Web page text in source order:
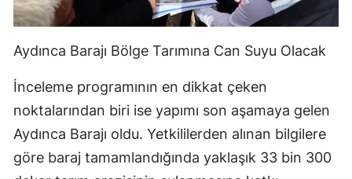
Aydınca Barajı Bölge Tarımına Can Suyu Olacak
İnceleme programının en dikkat çeken
noktalarından biri ise yapımı son aşamaya gelen
Aydınca Barajı oldu. Yetkililerden alınan bilgilere
göre baraj tamamlandığında yaklaşık 33 bin 300